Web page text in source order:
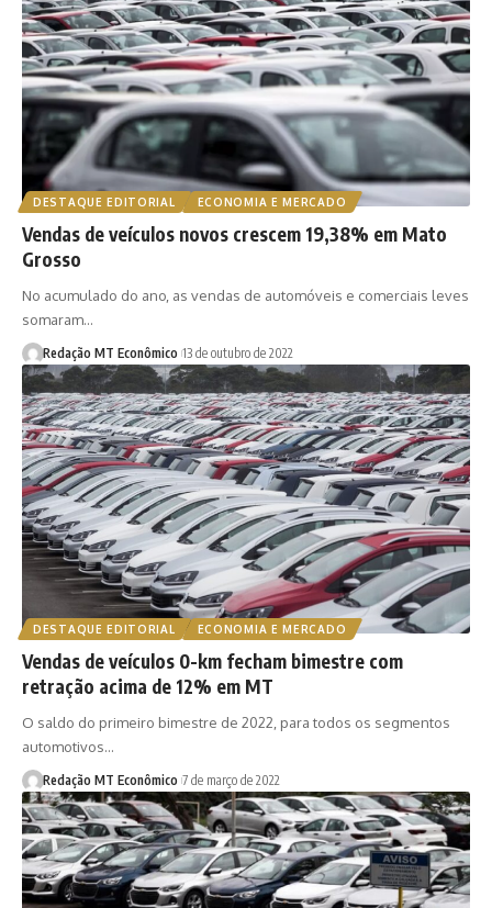
DESTAQUE EDITORIAL ECONOMIA E MERCADO
Vendas de veículos novos crescem 19,38% em Mato
Grosso
No acumulado do ano, as vendas de automóveis e comerciais leves
somaram…
Redação MT Econômico 13 de outubro de 2022
DESTAQUE EDITORIAL ECONOMIA E MERCADO
Vendas de veículos 0-km fecham bimestre com
retração acima de 12% em MT
O saldo do primeiro bimestre de 2022, para todos os segmentos
automotivos…
Redação MT Econômico 7 de março de 2022